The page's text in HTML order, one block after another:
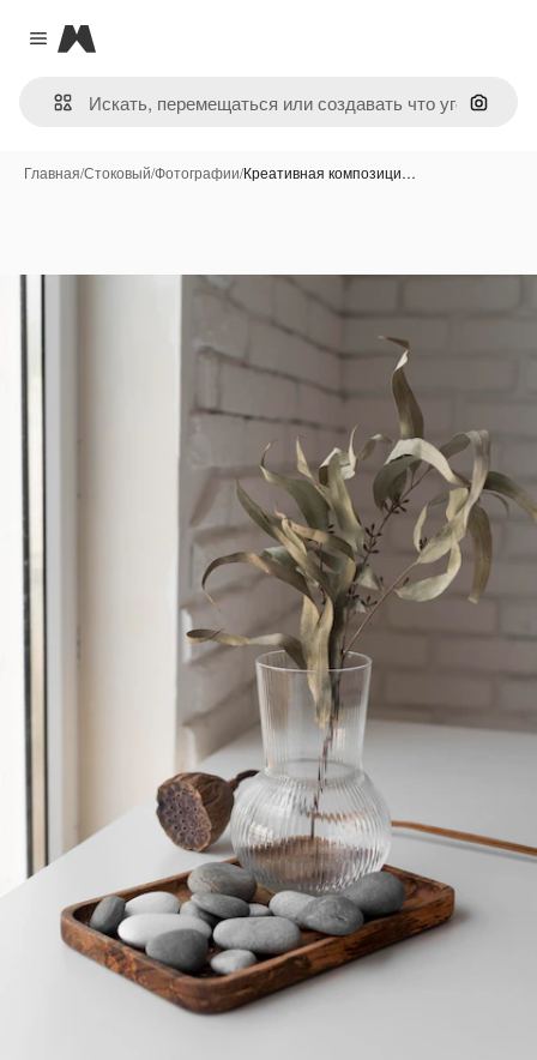
Close menu
Magnific
Поиск
Главная/Стоковый/Фотографии/Креативная композици…